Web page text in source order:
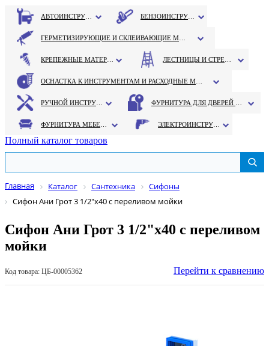
Полный каталог товаров
Главная Каталог Сантехника
Сифоны
Сифон Ани Грот 3 1/2"х40 с переливом мойки
Сифон Ани Грот 3 1/2"х40 с переливом
мойки
Код товара: ЦБ-00005362 Перейти к сравнению